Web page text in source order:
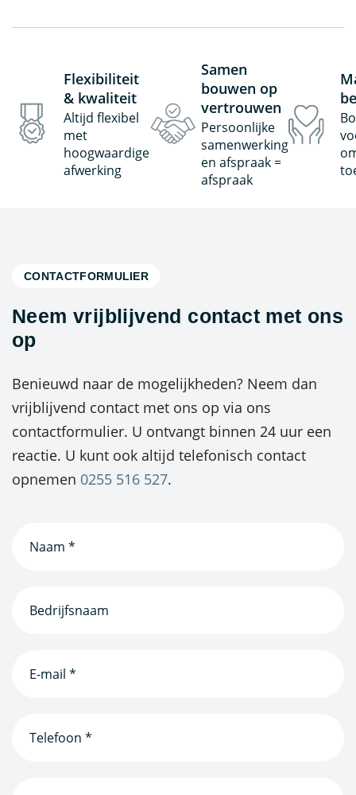
Flexibiliteit
& kwaliteit
Altijd flexibel
met
hoogwaardige
afwerking
Samen
bouwen op
vertrouwen
Persoonlijke
samenwerking
en afspraak =
afspraak
CONTACTFORMULIER
Neem vrijblijvend contact met ons
op
Benieuwd naar de mogelijkheden? Neem dan
vrijblijvend contact met ons op via ons
contactformulier. U ontvangt binnen 24 uur een
reactie. U kunt ook altijd telefonisch contact
opnemen 0255 516 527.
(Vereist)
(Vereist)
mailadres
(Vereist)